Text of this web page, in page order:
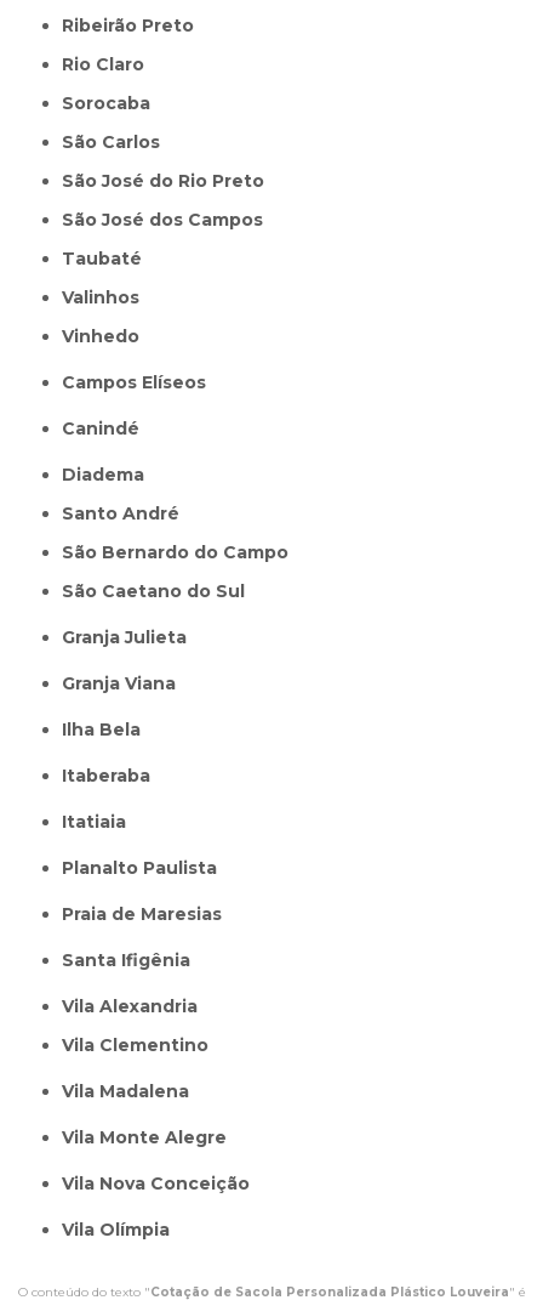
Ribeirão Preto
Rio Claro
Sorocaba
São Carlos
São José do Rio Preto
São José dos Campos
Taubaté
Valinhos
Vinhedo
Campos Elíseos
Canindé
Diadema
Santo André
São Bernardo do Campo
São Caetano do Sul
Granja Julieta
Granja Viana
Ilha Bela
Itaberaba
itatiaia
Planalto Paulista
Praia de Maresias
Santa Ifigênia
Vila Alexandria
Vila Clementino
Vila Madalena
Vila Monte Alegre
Vila Nova Conceição
Vila Olímpia
O conteúdo do texto "Cotação de Sacola Personalizada Plástico Louveira" é